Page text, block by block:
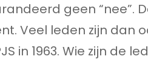
geen “nee”.
Veel leden zijn dan
in 1963. Wie zijn de